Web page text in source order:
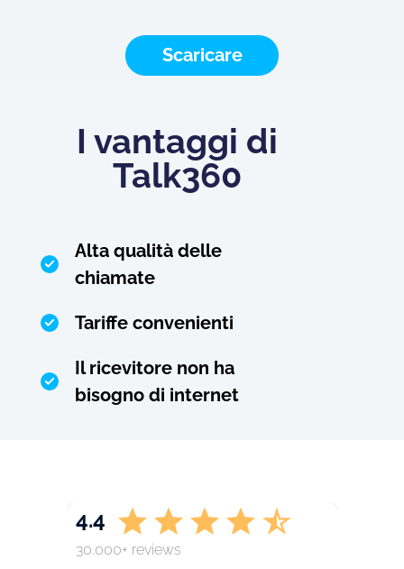
Scaricare
I vantaggi di
Talk360
Alta qualità delle
chiamate
Tariffe convenienti
Il ricevitore non ha
bisogno di internet
4.4
30.000+ reviews